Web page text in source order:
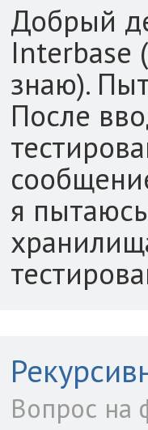
Добрый
Interbase
знаю).
После
я
Вопрос на